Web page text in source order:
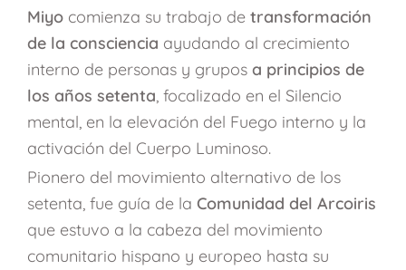
Miyo comienza su trabajo de transformación
de la consciencia ayudando al crecimiento
interno de personas y grupos a principios de
los años setenta, focalizado en el Silencio
mental, en la elevación del Fuego interno y la
activación del Cuerpo Luminoso.
Pionero del movimiento alternativo de los
setenta, fue guía de la Comunidad del Arcoiris
que estuvo a la cabeza del movimiento
comunitario hispano y europeo hasta su